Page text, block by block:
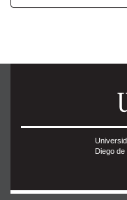
Diego